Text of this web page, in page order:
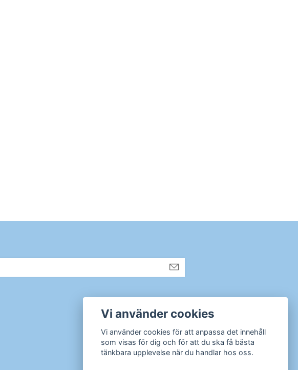
Sociala medier
Instagram
Vi använder cookies
Vi använder cookies för att anpassa det innehåll
som visas för dig och för att du ska få bästa
tänkbara upplevelse när du handlar hos oss.